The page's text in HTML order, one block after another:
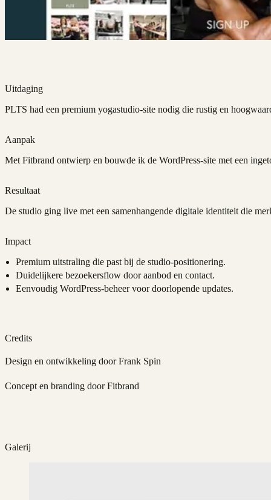
Uitdaging
PLTS had een premium yogastudio-site nodig die rustig en
Aanpak
Met Fitbrand ontwierp en bouwde ik de WordPress-site met een
Resultaat
De studio ging live met een samenhangende digitale identiteit die
Impact
Premium uitstraling die past bij de studio-positionering.
Duidelijkere bezoekersflow door aanbod en contact.
Eenvoudig WordPress-beheer voor doorlopende updates.
Credits
Design en ontwikkeling door Frank Spin
Concept en branding door Fitbrand
Galerij